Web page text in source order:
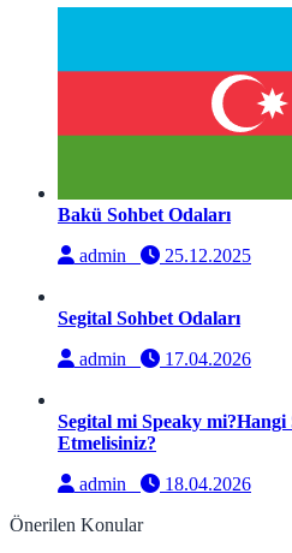
Bakü Sohbet Odaları
admin
25.12.2025
Segital Sohbet Odaları
admin
17.04.2026
Segital mi Speaky mi?Hangi
Etmelisiniz?
admin
18.04.2026
Önerilen Konular